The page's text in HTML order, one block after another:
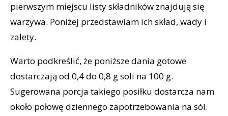
pierwszym miejscu listy składników znajdują się
warzywa. Poniżej przedstawiam ich skład, wady i
zalety.
Warto podkreślić, że poniższe dania gotowe
dostarczają od 0,4 do 0,8 g soli na 100 g.
Sugerowana porcja takiego posiłku dostarcza nam
około połowę dziennego zapotrzebowania na sól.